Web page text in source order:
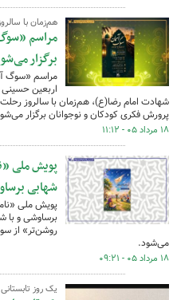
هم‌زمان با
مراسم «سوگ
برگزار
مراسم «سوگ
اربعین حسینی
شهادت امام رضا(ع)، هم‌زمان با سالروز
پرورش فکری کودکان و نوجوانان برگزار
۱۸ مرداد ۰۵ - ۱۱:۱۲
پویش ملی
شهابی
پویش ملی
برساوشی و با
روشن‌تر» از
می‌شود.
۱۸ مرداد ۰۵ - ۰۹:۲۱
یک روز